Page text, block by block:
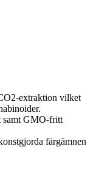
extraktion vilket
samt GMO-fritt
färgämnen